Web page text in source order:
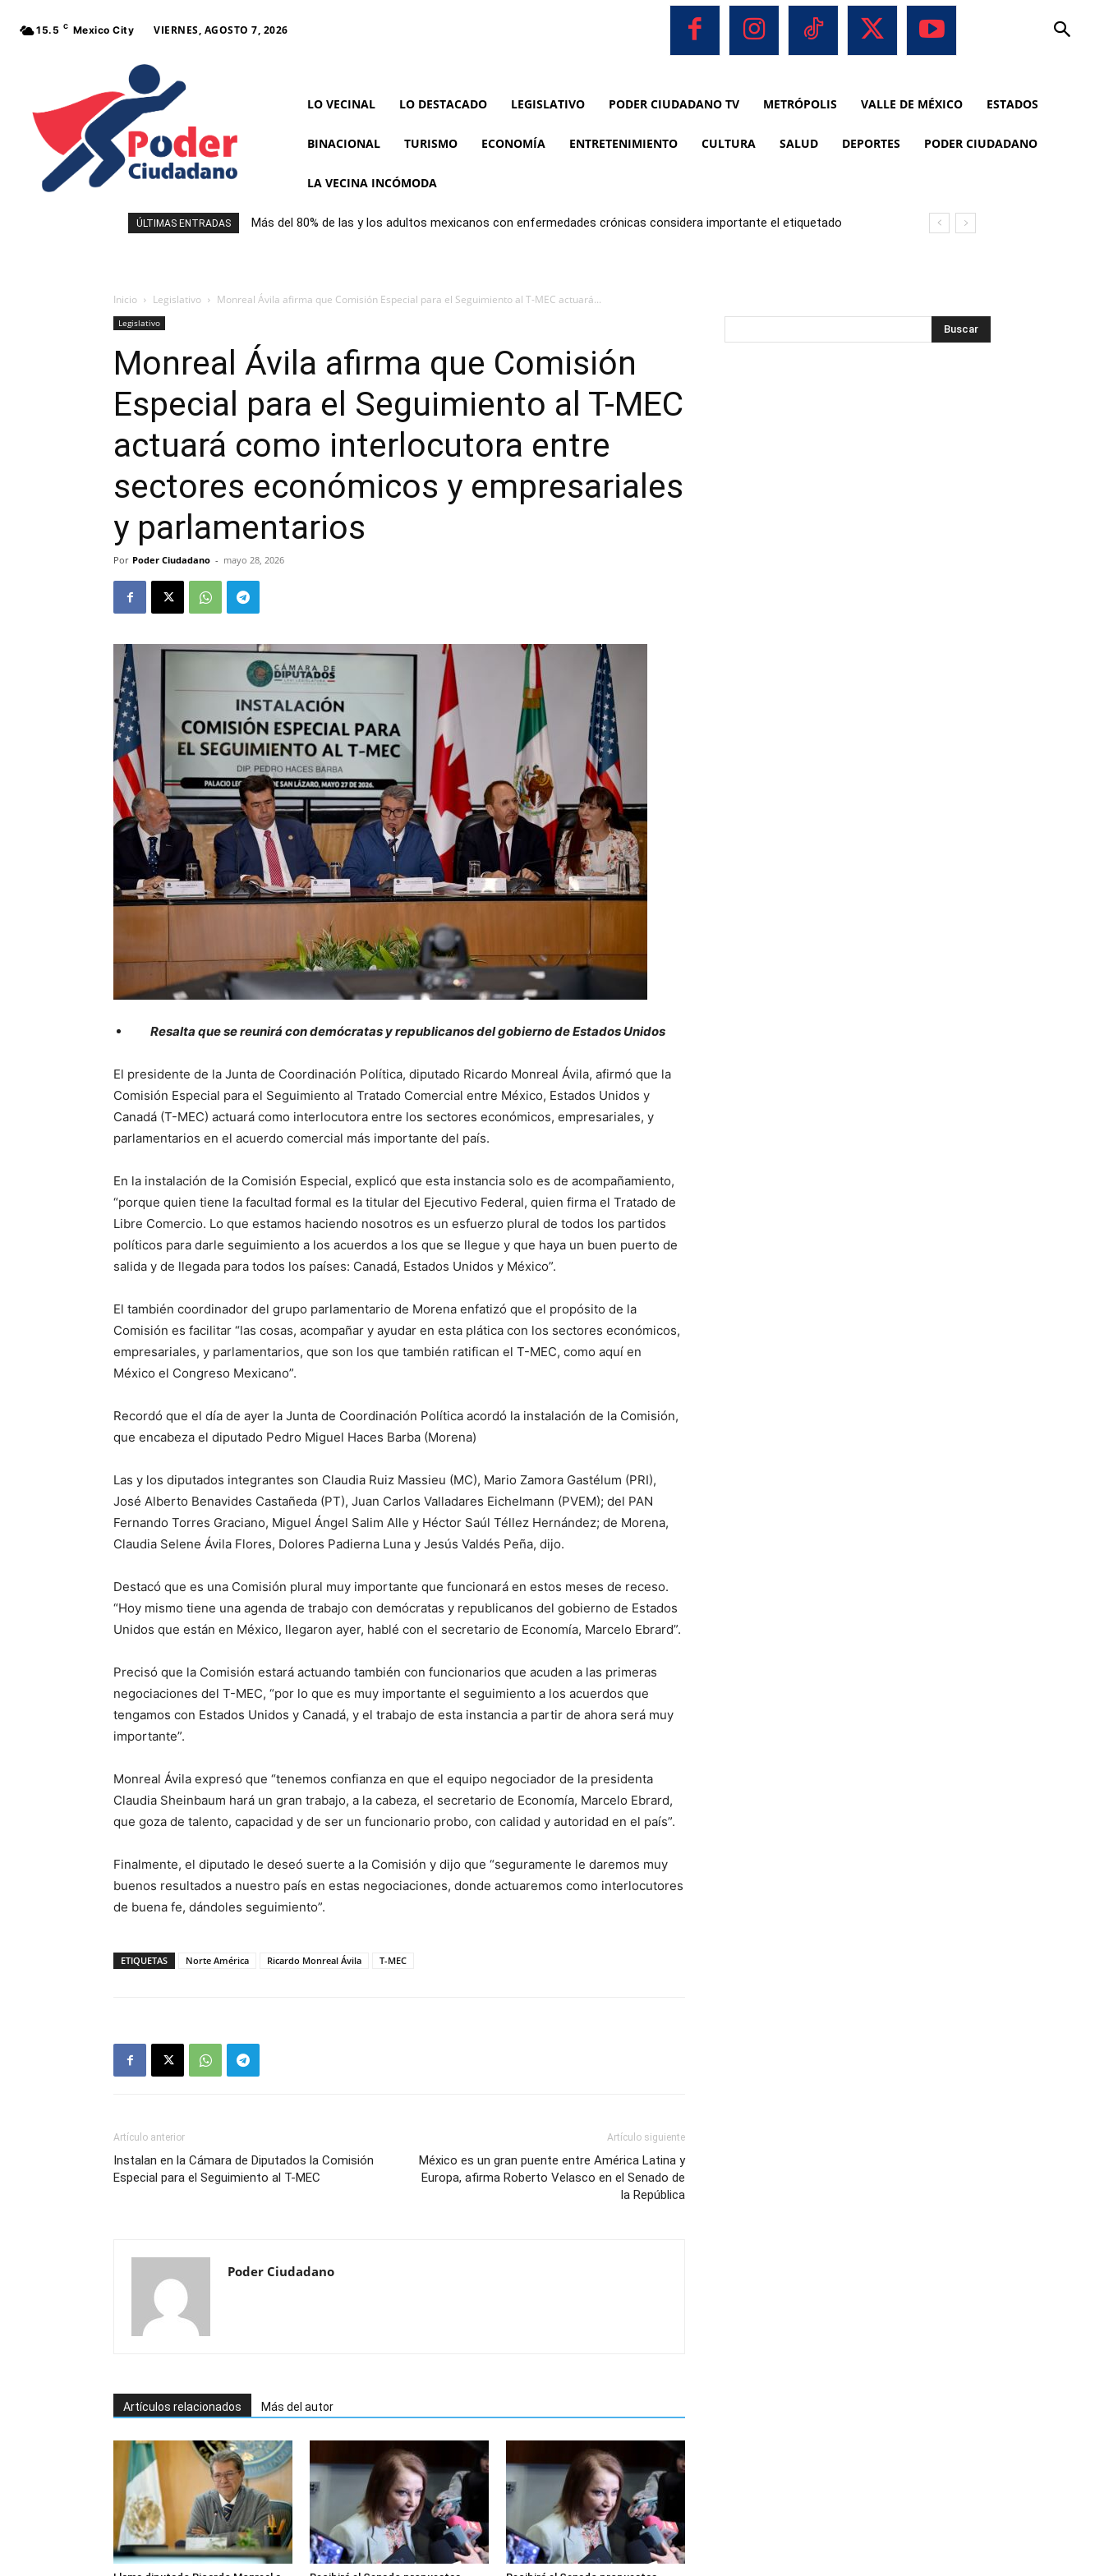
15.5 C Mexico City VIERNES, AGOSTO 7, 2026
LO VECINAL LO DESTACADO LEGISLATIVO PODER CIUDADANO TV METRÓPOLIS VALLE DE MÉXICO ESTADOS
BINACIONAL TURISMO ECONOMÍA ENTRETENIMIENTO CULTURA SALUD DEPORTES PODER CIUDADANO
LA VECINA INCÓMODA
ÚLTIMAS ENTRADAS
Más del 80% de las y los adultos mexicanos con enfermedades crónicas considera importante el etiquetado
Inicio Legislativo Monreal Ávila afirma que Comisión Especial para el Seguimiento al T-MEC actuará...
Legislativo
Monreal Ávila afirma que Comisión
Especial para el Seguimiento al T-MEC
actuará como interlocutora entre
sectores económicos y empresariales
y parlamentarios
Por Poder Ciudadano - mayo 28, 2026
Resalta que se reunirá con demócratas y republicanos del gobierno de Estados Unidos
El presidente de la Junta de Coordinación Política, diputado Ricardo Monreal Ávila, afirmó que la
Comisión Especial para el Seguimiento al Tratado Comercial entre México, Estados Unidos y
Canadá (T-MEC) actuará como interlocutora entre los sectores económicos, empresariales, y
parlamentarios en el acuerdo comercial más importante del país.
En la instalación de la Comisión Especial, explicó que esta instancia solo es de acompañamiento,
“porque quien tiene la facultad formal es la titular del Ejecutivo Federal, quien firma el Tratado de
Libre Comercio. Lo que estamos haciendo nosotros es un esfuerzo plural de todos los partidos
políticos para darle seguimiento a los acuerdos a los que se llegue y que haya un buen puerto de
salida y de llegada para todos los países: Canadá, Estados Unidos y México”.
El también coordinador del grupo parlamentario de Morena enfatizó que el propósito de la
Comisión es facilitar “las cosas, acompañar y ayudar en esta plática con los sectores económicos,
empresariales, y parlamentarios, que son los que también ratifican el T-MEC, como aquí en
México el Congreso Mexicano”.
Recordó que el día de ayer la Junta de Coordinación Política acordó la instalación de la Comisión,
que encabeza el diputado Pedro Miguel Haces Barba (Morena)
Las y los diputados integrantes son Claudia Ruiz Massieu (MC), Mario Zamora Gastélum (PRI),
José Alberto Benavides Castañeda (PT), Juan Carlos Valladares Eichelmann (PVEM); del PAN
Fernando Torres Graciano, Miguel Ángel Salim Alle y Héctor Saúl Téllez Hernández; de Morena,
Claudia Selene Ávila Flores, Dolores Padierna Luna y Jesús Valdés Peña, dijo.
Destacó que es una Comisión plural muy importante que funcionará en estos meses de receso.
“Hoy mismo tiene una agenda de trabajo con demócratas y republicanos del gobierno de Estados
Unidos que están en México, llegaron ayer, hablé con el secretario de Economía, Marcelo Ebrard”.
Precisó que la Comisión estará actuando también con funcionarios que acuden a las primeras
negociaciones del T-MEC, “por lo que es muy importante el seguimiento a los acuerdos que
tengamos con Estados Unidos y Canadá, y el trabajo de esta instancia a partir de ahora será muy
importante”.
Monreal Ávila expresó que “tenemos confianza en que el equipo negociador de la presidenta
Claudia Sheinbaum hará un gran trabajo, a la cabeza, el secretario de Economía, Marcelo Ebrard,
que goza de talento, capacidad y de ser un funcionario probo, con calidad y autoridad en el país”.
Finalmente, el diputado le deseó suerte a la Comisión y dijo que “seguramente le daremos muy
buenos resultados a nuestro país en estas negociaciones, donde actuaremos como interlocutores
de buena fe, dándoles seguimiento”.
ETIQUETAS Norte América Ricardo Monreal Ávila T-MEC
Artículo anterior
Instalan en la Cámara de Diputados la Comisión
Especial para el Seguimiento al T-MEC
Artículo siguiente
México es un gran puente entre América Latina y
Europa, afirma Roberto Velasco en el Senado de
la República
Poder Ciudadano
Artículos relacionados Más del autor